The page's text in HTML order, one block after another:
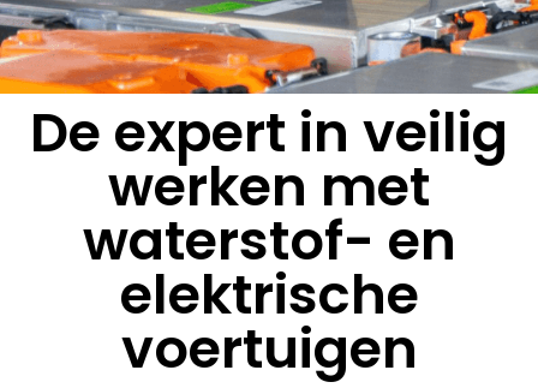
De expert in veilig
werken met
waterstof- en
elektrische
voertuigen​